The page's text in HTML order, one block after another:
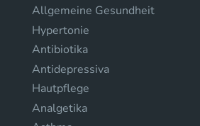
Allgemeine Gesundheit
Hypertonie
Antibiotika
Antidepressiva
Hautpflege
Analgetika